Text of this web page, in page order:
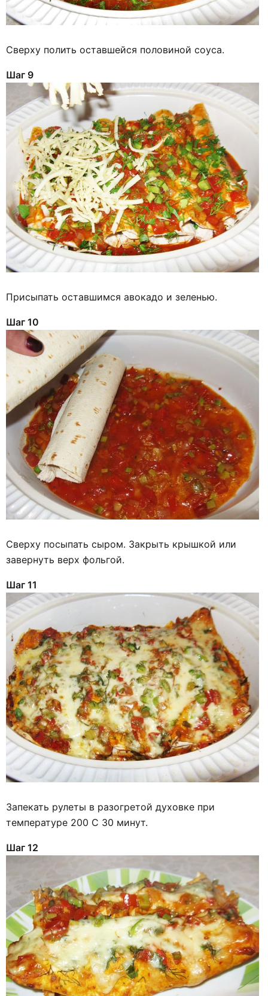
Сверху полить оставшейся половиной соуса.
Шаг 9
Присыпать оставшимся авокадо и зеленью.
Шаг 10
Сверху посыпать сыром. Закрыть крышкой или
завернуть верх фольгой.
Шаг 11
Запекать рулеты в разогретой духовке при
температуре 200 С 30 минут.
Шаг 12